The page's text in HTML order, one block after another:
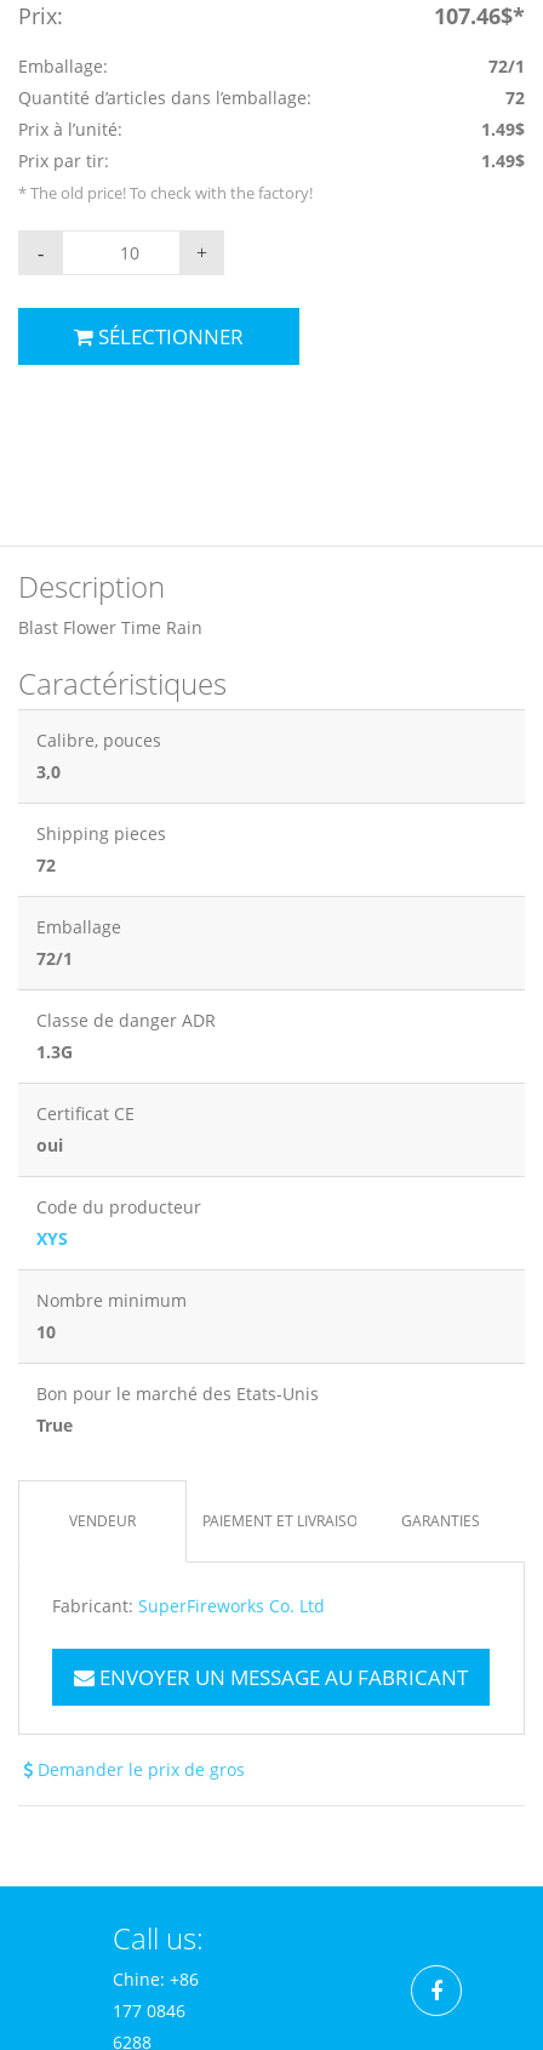
Prix: 107.46$*
Emballage:
72/1
Quantité d’articles dans l’emballage:
72
Prix à l’unité:
1.49$
Prix par tir:
1.49$
* The old price! To check with the factory!
+
-
SÉLECTIONNER
Description
Blast Flower Time Rain
Caractéristiques
Calibre, pouces
3,0
Shipping pieces
72
Emballage
72/1
Classe de danger ADR
1.3G
Certificat CE
oui
Code du producteur
XYS
Nombre minimum
10
Bon pour le marché des Etats-Unis
True
VENDEUR PAIEMENT ET LIVRAISON GARANTIES
Fabricant: SuperFireworks Co. Ltd
ENVOYER UN MESSAGE AU FABRICANT
Demander le prix de gros
Call us:
Chine: +86
177 0846
6288